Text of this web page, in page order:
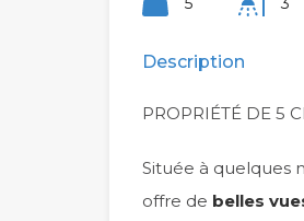
Description
PROPRIÉTÉ DE 5
Située à quelques
offre de belles